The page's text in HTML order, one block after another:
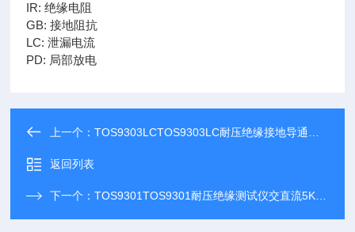
IR: 绝缘电阻
GB: 接地阻抗
LC: 泄漏电流
PD: 局部放电
上一个：TOS9303LCTOS9303LC耐压绝缘接地导通泄漏日本菊水
返回列表
下一个：TOS9301TOS9301耐压绝缘测试仪交直流5KV日本菊水